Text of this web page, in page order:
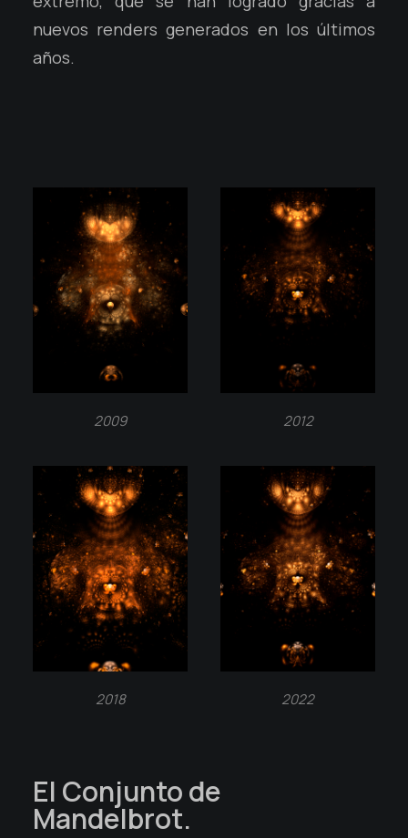
nuevos renders generados en los últimos
años.
2009 2012
2018 2022
El Conjunto de
Mandelbrot.